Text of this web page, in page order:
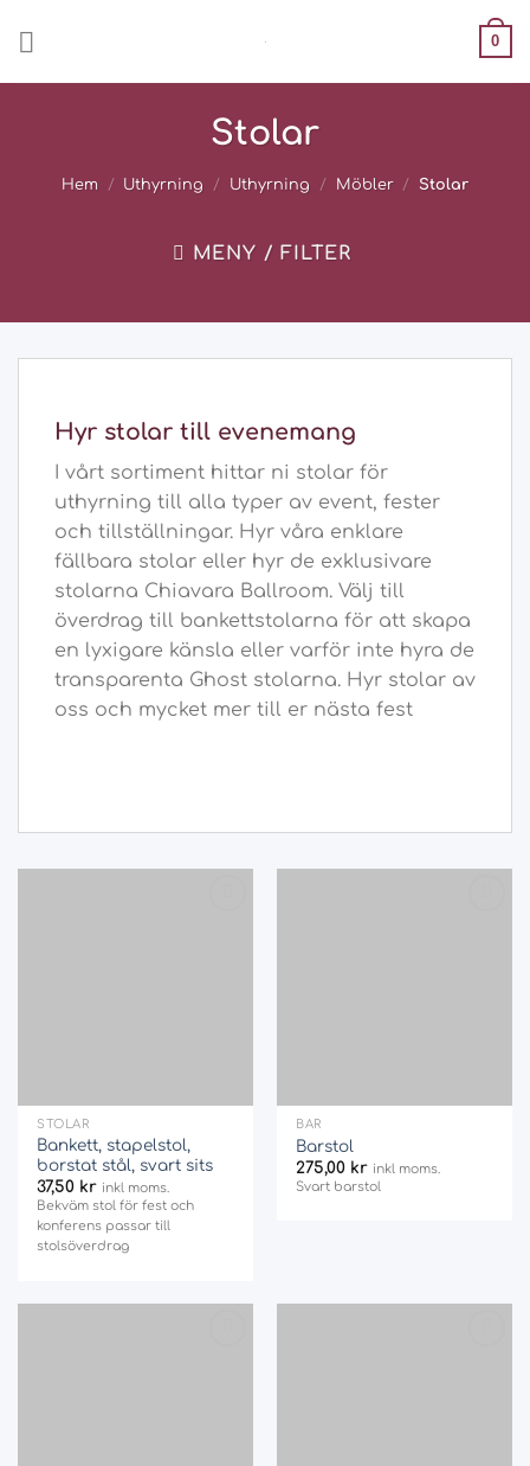
0
Stolar
Hem / Uthyrning / Uthyrning / Möbler / Stolar
MENY / FILTER
Hyr stolar till evenemang
I vårt sortiment hittar ni stolar för
uthyrning till alla typer av event, fester
och tillställningar. Hyr våra enklare
fällbara stolar eller hyr de exklusivare
stolarna Chiavara Ballroom. Välj till
överdrag till bankettstolarna för att skapa
en lyxigare känsla eller varför inte hyra de
transparenta Ghost stolarna. Hyr stolar av
oss och mycket mer till er nästa fest
STOLAR
Bankett, stapelstol,
borstat stål, svart sits
37,50 kr inkl moms.
Bekväm stol för fest och
konferens passar till
stolsöverdrag
BAR
Barstol
275,00 kr inkl moms.
Svart barstol